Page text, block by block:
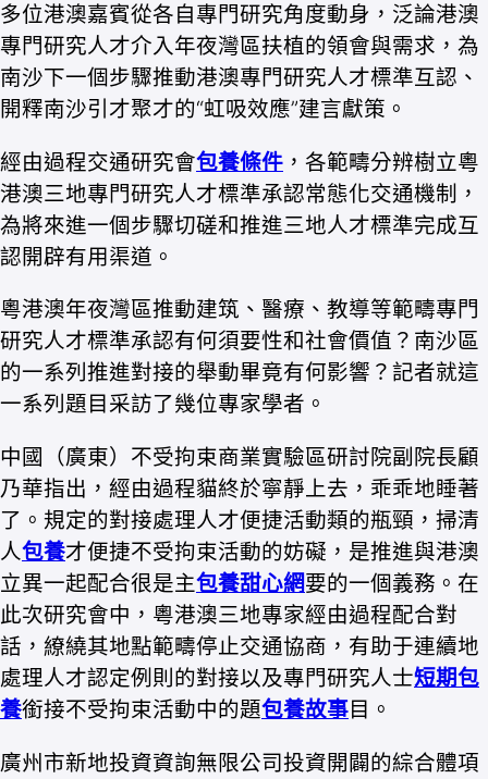
多位港澳嘉賓從各自專門研究角度動身，泛論港澳
專門研究人才介入年夜灣區扶植的領會與需求，為
南沙下一個步驟推動港澳專門研究人才標準互認、
開釋南沙引才聚才的“虹吸效應”建言獻策。
經由過程交通研究會包養條件 ，各範疇分辨樹立粵
港澳三地專門研究人才標準承認常態化交通機制，
為將來進一個步驟切磋和推進三地人才標準完成互
認開辟有用渠道。
粵港澳年夜灣區推動建筑、醫療、教導等範疇專門
研究人才標準承認有何須要性和社會價值？南沙區
的一系列推進對接的舉動畢竟有何影響？記者就這
一系列題目采訪了幾位專家學者。
中國（廣東）不受拘束商業實驗區研討院副院長顧
乃華指出，經由過程貓終於寧靜上去，乖乖地睡著
了。規定的對接處理人才便捷活動類的瓶頸，掃清
人包養才便捷不受拘束活動的妨礙，是推進與港澳
立異一起配合很是主包養甜心網要的一個義務。在
此次研究會中，粵港澳三地專家經由過程配合對
話，繚繞其地點範疇停止交通協商，有助于連續地
處理人才認定例則的對接以及專門研究人士短期包
養銜接不受拘束活動中的題包養故事目。
廣州市新地投資資詢無限公司投資開闢的綜合體項